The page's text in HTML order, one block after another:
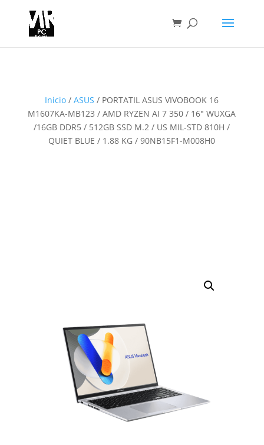
Inicio /ASUS / PORTATIL ASUS VIVOBOOK 16
M1607KA-MB123 / AMD RYZEN AI 7 350 / 16″ WUXGA
/16GB DDR5 / 512GB SSD M.2 / US MIL-STD 810H /
QUIET BLUE / 1.88 KG / 90NB15F1-M008H0